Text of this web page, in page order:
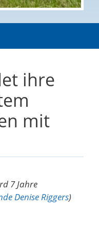
ihre
mit
7 Jahre
Denise Riggers)